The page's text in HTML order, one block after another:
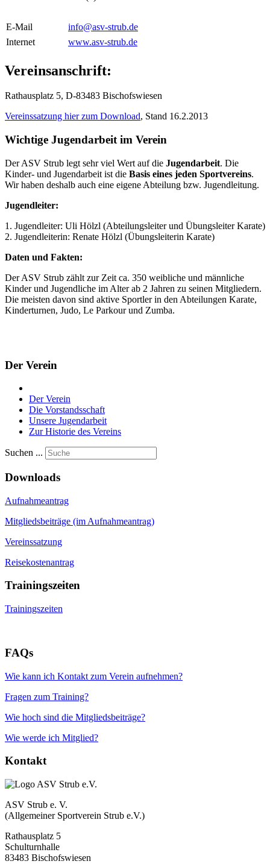
E-Mail
info@asv-strub.de
Internet
www.asv-strub.de
Vereinsanschrift:
Rathausplatz 5, D-83483 Bischofswiesen
Vereinssatzung hier zum Download, Stand 16.2.2013
Wichtige Jugendarbeit im Verein
Der ASV Strub legt sehr viel Wert auf die Jugendarbeit. Die
Kinder- und Jugendarbeit ist die Basis eines jeden Sportvereins.
Wir haben deshalb auch eine eigene Abteilung bzw. Jugendleitung.
Jugendleiter:
1. Jugendleiter: Uli Hölzl (Abteilungsleiter und Übungsleiter Karate)
2. Jugendleiterin: Renate Hölzl (Übungsleiterin Karate)
Daten und Fakten:
Der ASV Strub zählt zur Zeit ca. 350 weibliche und männliche
Kinder und Jugendliche im Alter ab 2 Jahren zu seinen Mitgliedern.
Die meisten davon sind aktive Sportler in den Abteilungen Karate,
Kinderturnen, Judo, Le Parkour und Zumba.
Der Verein
Der Verein
Die Vorstandsschaft
Unsere Jugendarbeit
Zur Historie des Vereins
Suchen ...
Downloads
Aufnahmeantrag
Mitgliedsbeiträge (im Aufnahmeantrag)
Vereinssatzung
Reisekostenantrag
Trainingszeiten
Trainingszeiten
FAQs
Wie kann ich Kontakt zum Verein aufnehmen?
Fragen zum Training?
Wie hoch sind die Mitgliedsbeiträge?
Wie werde ich Mitglied?
Kontakt
ASV Strub e. V.
(Allgemeiner Sportverein Strub e.V.)
Rathausplatz 5
Schulturnhalle
83483 Bischofswiesen